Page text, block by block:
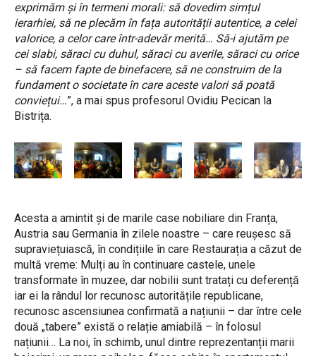
exprimăm și în termeni morali: să dovedim simțul
ierarhiei, să ne plecăm în fața autorității autentice, a celei
valorice, a celor care într-adevăr merită… Să-i ajutăm pe
cei slabi, săraci cu duhul, săraci cu averile, săraci cu orice
– să facem fapte de binefacere, să ne construim de la
fundament o societate în care aceste valori să poată
conviețui…”, a mai spus profesorul Ovidiu Pecican la
Bistrița.
Acesta a amintit și de marile case nobiliare din Franța,
Austria sau Germania în zilele noastre – care reușesc să
supraviețuiască, în condițiile în care Restaurația a căzut de
multă vreme: Mulți au în continuare castele, unele
transformate în muzee, dar nobilii sunt tratați cu deferență
iar ei la rândul lor recunosc autoritățile republicane,
recunosc ascensiunea confirmată a națiunii – dar între cele
două „tabere” există o relație amiabilă – în folosul
națiunii… La noi, în schimb, unul dintre reprezentanții marii